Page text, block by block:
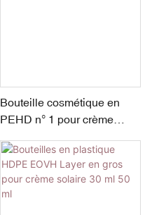
Bouteille cosmétique en
PEHD n° 1 pour crème